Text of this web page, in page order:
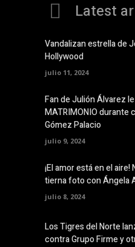
Latest
Vandalizan estrella de
Hollywood
julio 11, 2024
Fan de Julión Álvarez
MATRIMONIO durante
Gómez Palacio
julio 9, 2024
¡El amor está en el
tierna foto con Ángela
julio 8, 2024
Los Tigres del Norte
contra Grupo Firme y